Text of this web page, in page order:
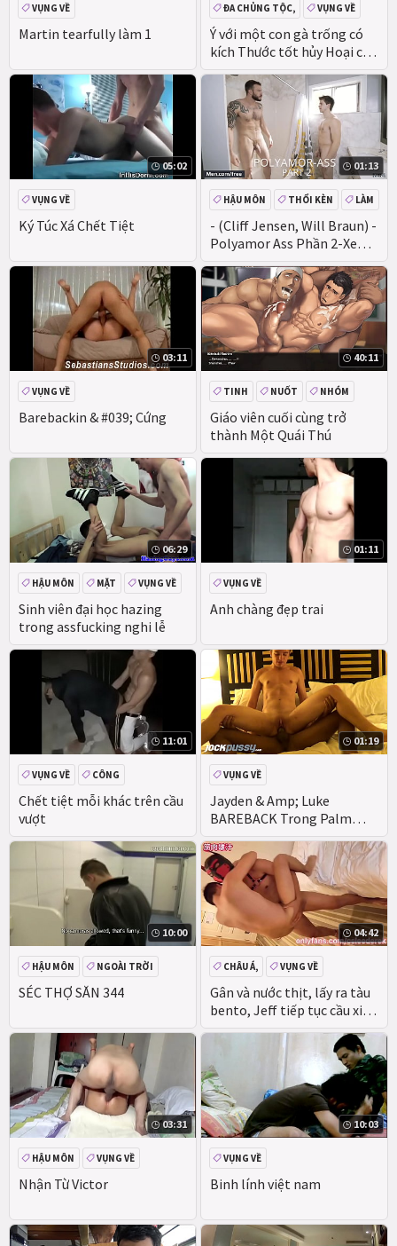
Martin tearfully làm 1
VỤNG VỀ
Ý với một con gà trống có
kích Thước tốt hủy Hoại các
nghiên Cứu Sinh anh donk
ĐA CHỦNG TỘC,
VỤNG VỀ
Ý
05:02
Ký Túc Xá Chết Tiệt
VỤNG VỀ
01:13
- (Cliff Jensen, Will Braun) -
Polyamor Ass Phần 2-Xem
Trước Trailer
HẬU MÔN THỔI KÈN
LÀM
VỤNG VỀ
03:11
Barebackin & #039; Cứng
VỤNG VỀ
40:11
Giáo viên cuối cùng trở
thành Một Quái Thú
TINH NUỐT
NHÓM
VỤNG VỀ
06:29
Sinh viên đại học hazing
trong assfucking nghi lễ
HẬU MÔN MẶT
VỤNG VỀ
THỰC TẾ
01:11
Anh chàng đẹp trai
VỤNG VỀ
11:01
Chết tiệt mỗi khác trên cầu
vượt
VỤNG VỀ
CÔNG
HẬU MÔN
01:19
Jayden & Amp; Luke
BAREBACK Trong Palm
Springs trên JockPussy
VỤNG VỀ
10:00
SÉC THỢ SĂN 344
HẬU MÔN
NGOÀI TRỜI
VỤNG VỀ
CÔNG
04:42
Gân và nước thịt, lấy ra tàu
bento, Jeff tiếp tục cầu xin
lòng thương xót
CHÂU Á,
VỤNG VỀ
THỔI KÈN
HẬU MÔN
03:31
Nhận Từ Victor
HẬU MÔN VỤNG VỀ
10:03
Binh lính việt nam
VỤNG VỀ